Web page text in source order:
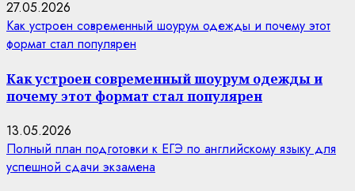
27.05.2026
Как устроен современный шоурум одежды и почему этот
формат стал популярен
Как устроен современный шоурум одежды и
почему этот формат стал популярен
13.05.2026
Полный план подготовки к ЕГЭ по английскому языку для
успешной сдачи экзамена